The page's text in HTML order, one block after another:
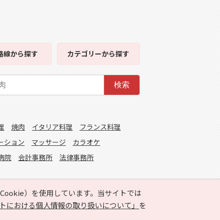
）を使用しています。当サイトでは
における個人情報の取り扱いについて」 を
線から探す カテゴリーから探す
検索
焼肉 イタリア料理
フランス料理
ション マッサージ
カラオケ
院 会計事務所 法律事務所